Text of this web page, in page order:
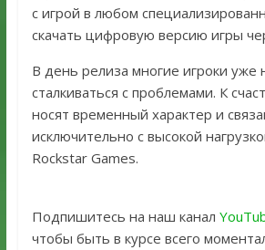
с игрой в любом
скачать цифровую версию игры
В день релиза многие игроки уже
сталкиваться с проблемами. К
носят временный характер и
исключительно с высокой
Rockstar Games.
Подпишитесь на наш канал
чтобы быть в курсе всего